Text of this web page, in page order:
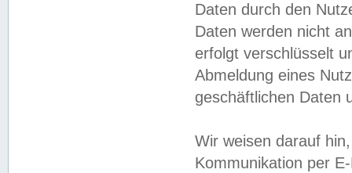
Daten durch den
Daten werden nicht
erfolgt verschlüsselt
Abmeldung eines
geschäftlichen Daten
Wir weisen darauf
Kommunikation per